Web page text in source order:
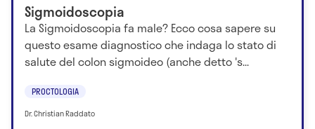
Sigmoidoscopia
La Sigmoidoscopia fa male? Ecco cosa sapere su
questo esame diagnostico che indaga lo stato di
salute del colon sigmoideo (anche detto 's...
PROCTOLOGIA
Dr. Christian Raddato